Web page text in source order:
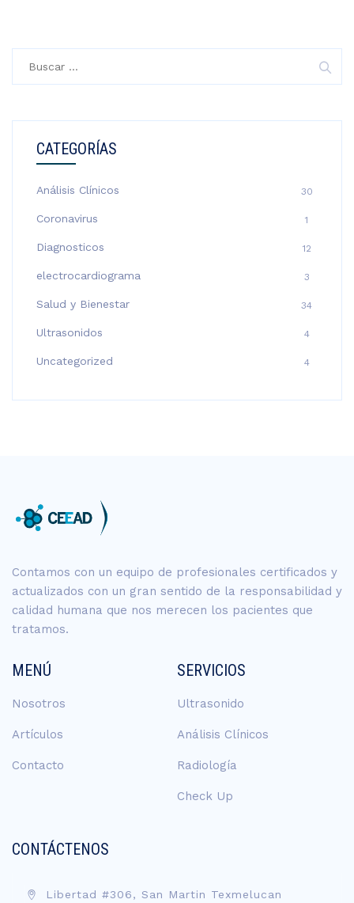
CATEGORÍAS
Análisis Clínicos 30
Coronavirus 1
Diagnosticos 12
electrocardiograma 3
Salud y Bienestar 34
Ultrasonidos 4
Uncategorized 4
Contamos con un equipo de profesionales certificados y
actualizados con un gran sentido de la responsabilidad y
calidad humana que nos merecen los pacientes que
tratamos.
MENÚ
Nosotros
Artículos
Contacto
SERVICIOS
Ultrasonido
Análisis Clínicos
Radiología
Check Up
CONTÁCTENOS
Libertad #306, San Martin Texmelucan